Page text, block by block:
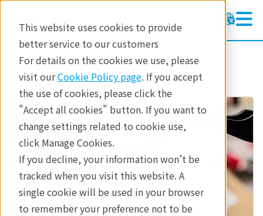
This website uses cookies to provide
better service to our customers
For details on the cookies we use, please
visit ourCookie Policy page. If you accept
the use of cookies, please click the
"Accept all cookies" button. If you want to
change settings related to cookie use,
click Manage Cookies.
If you decline, your information won’t be
tracked when you visit this website. A
single cookie will be used in your browser
to remember your preference not to be
産業分野 安全&セキュリティ